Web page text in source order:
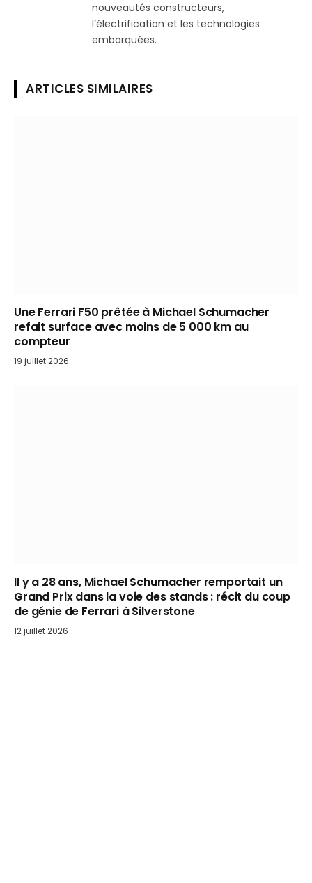
nouveautés constructeurs,
l’électrification et les technologies
embarquées.
ARTICLES SIMILAIRES
Une Ferrari F50 prêtée à Michael Schumacher
refait surface avec moins de 5 000 km au
compteur
19 juillet 2026
Il y a 28 ans, Michael Schumacher remportait un
Grand Prix dans la voie des stands : récit du coup
de génie de Ferrari à Silverstone
12 juillet 2026